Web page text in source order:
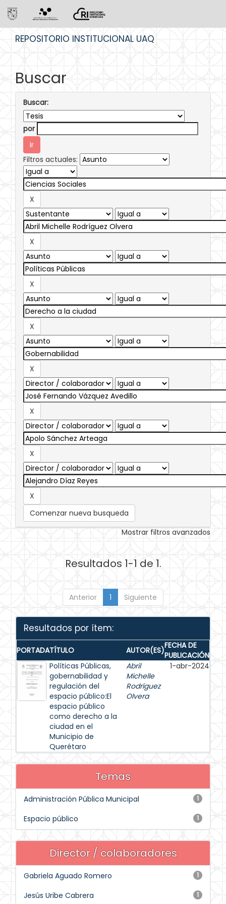
REPOSITORIO INSTITUCIONAL UAQ
Buscar
Buscar:
por
Filtros actuales:
Comenzar nueva busqueda
Mostrar filtros avanzados
Resultados 1-1 de 1.
Anterior 1 Siguiente
Resultados por ítem:
PORTADATÍTULO AUTOR(ES)FECHA DE
PUBLICACIÓN
Políticas Públicas,
gobernabilidad y
regulación del
espacio público:El
espacio público
como derecho a la
ciudad en el
Municipio de
Querétaro
Abril
Michelle
Rodríguez
Olvera
1-abr-2024
Temas
1
Administración Pública Municipal
1
Espacio público
Director / colaboradores
1
Gabriela Aguado Romero
1
Jesús Uribe Cabrera